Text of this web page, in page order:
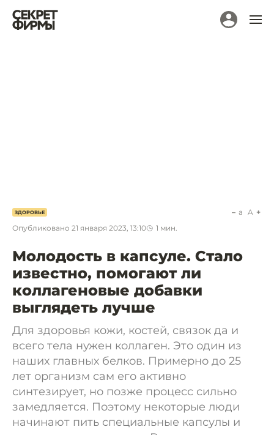
ЗДОРОВЬЕ
Опубликовано 21 января 2023, 13:10 1 мин.
a A
Молодость в капсуле. Стало
известно, помогают ли
коллагеновые добавки
выглядеть лучше
Для здоровья кожи, костей, связок да и
всего тела нужен коллаген. Это один из
наших главных белков. Примерно до 25
лет организм сам его активно
синтезирует, но позже процесс сильно
замедляется. Поэтому некоторые люди
начинают пить специальные капсулы и